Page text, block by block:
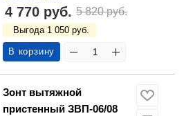
4 770 руб. 5 820 руб.
Выгода 1 050 руб.
В корзину
Зонт вытяжной
пристенный ЗВП-06/08